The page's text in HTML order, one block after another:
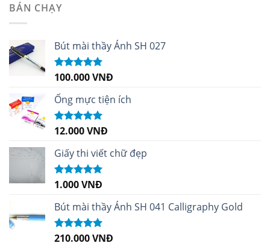
BÁN CHẠY
Bút mài thầy Ánh SH 027
Được xếp
sao
100.000VNĐ
Ống mực tiện ích
Được xếp
sao
12.000VNĐ
Giấy thi viết chữ đẹp
Được xếp
sao
1.000VNĐ
Bút mài thầy Ánh SH 041 Calligraphy Gold
Được xếp
210.000VNĐ